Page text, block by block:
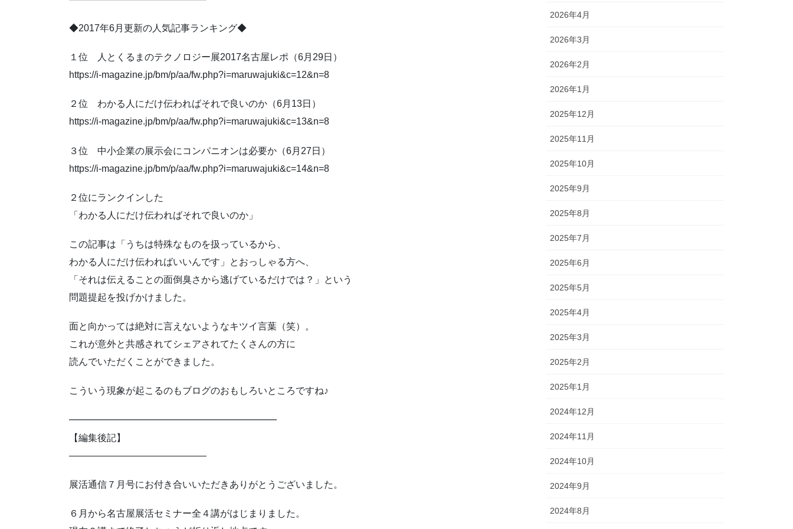
◆2017年6月更新の人気記事ランキング◆
１位 人とくるまのテクノロジー展2017名古屋レポ（6月29日）
https://i-magazine.jp/bm/p/aa/fw.php?i=maruwajuki&c=12&n=8
２位 わかる人にだけ伝わればそれで良いのか（6月13日）
https://i-magazine.jp/bm/p/aa/fw.php?i=maruwajuki&c=13&n=8
３位 中小企業の展示会にコンパニオンは必要か（6月27日）
https://i-magazine.jp/bm/p/aa/fw.php?i=maruwajuki&c=14&n=8
２位にランクインした
「わかる人にだけ伝わればそれで良いのか」
この記事は「うちは特殊なものを扱っているから、
わかる人にだけ伝わればいいんです」とおっしゃる方へ、
「それは伝えることの面倒臭さから逃げているだけでは？」という
問題提起を投げかけました。
面と向かっては絶対に言えないようなキツイ言葉（笑）。
これが意外と共感されてシェアされてたくさんの方に
読んでいただくことができました。
こういう現象が起こるのもブログのおもしろいところですね♪
━━━━━━━━━━━━━━━━━━━━━━
【編集後記】
——————————————–
展活通信７月号にお付き合いいただきありがとうございました。
６月から名古屋展活セミナー全４講がはじまりました。
2026年4月
2026年3月
2026年2月
2026年1月
2025年12月
2025年11月
2025年10月
2025年9月
2025年8月
2025年7月
2025年6月
2025年5月
2025年4月
2025年3月
2025年2月
2025年1月
2024年12月
2024年11月
2024年10月
2024年9月
2024年8月